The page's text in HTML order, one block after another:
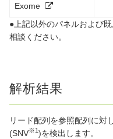
Exome
●上記以外のパネルおよび
相談ください。
解析結果
リード配列を参照配列に対
(SNV※1 )を検出します。